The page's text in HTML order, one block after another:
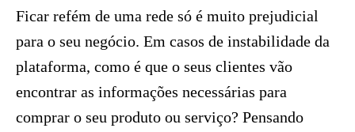
Ficar refém de uma rede só é muito prejudicial
para o seu negócio. Em casos de instabilidade da
plataforma, como é que o seus clientes vão
encontrar as informações necessárias para
comprar o seu produto ou serviço? Pensando